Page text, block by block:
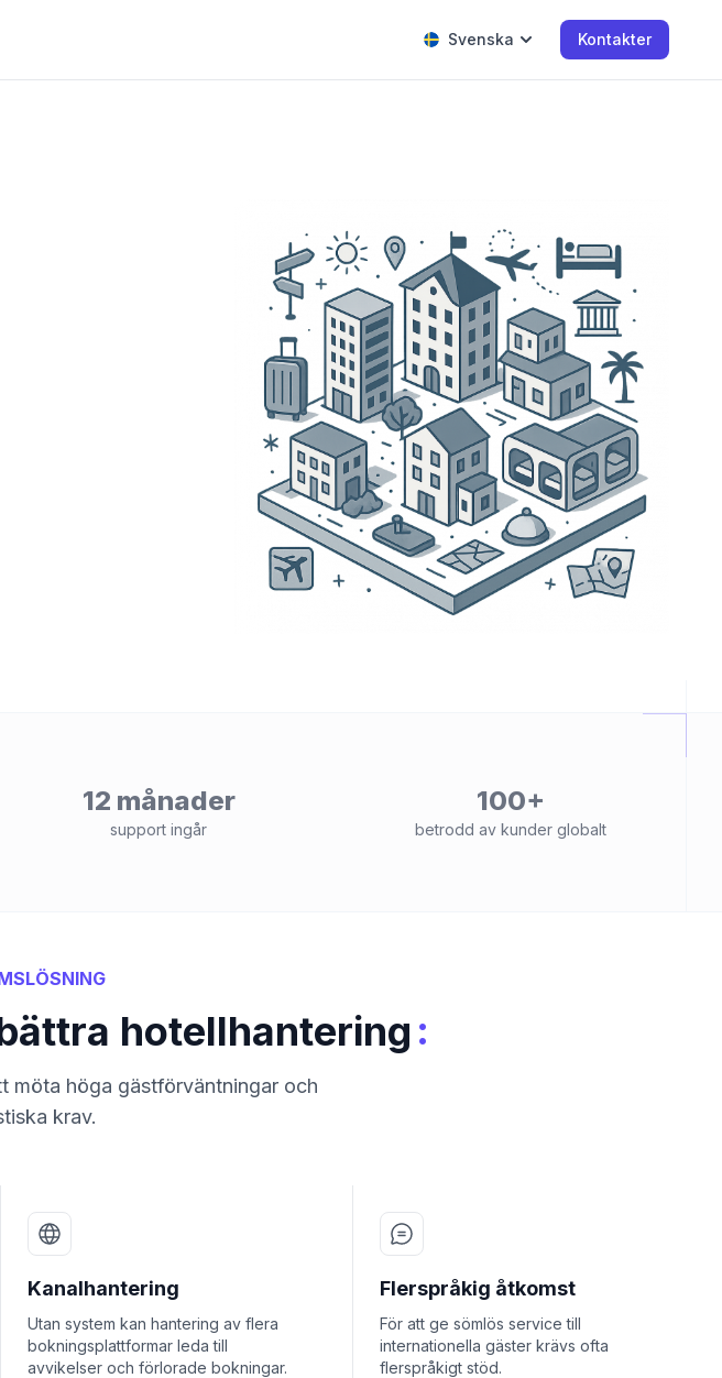
Svenska Kontakter
12 månader
support ingår
100+
betrodd av kunder globalt
hotellhantering :
möta höga gästförväntningar och
krav.
Kanalhantering
Utan system kan hantering av flera
bokningsplattformar leda till
avvikelser och förlorade bokningar.
Flerspråkig åtkomst
För att ge sömlös service till
internationella gäster krävs ofta
flerspråkigt stöd.